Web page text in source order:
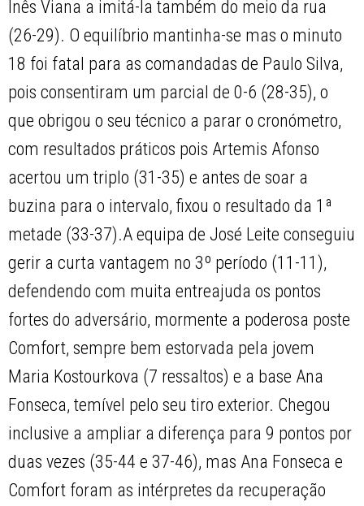
Inês Viana a imitá-la também do meio da rua
(26-29). O equilíbrio mantinha-se mas o minuto
18 foi fatal para as comandadas de Paulo Silva,
pois consentiram um parcial de 0-6 (28-35), o
que obrigou o seu técnico a parar o cronómetro,
com resultados práticos pois Artemis Afonso
acertou um triplo (31-35) e antes de soar a
buzina para o intervalo, fixou o resultado da 1ª
metade (33-37).A equipa de José Leite conseguiu
gerir a curta vantagem no 3º período (11-11),
defendendo com muita entreajuda os pontos
fortes do adversário, mormente a poderosa poste
Comfort, sempre bem estorvada pela jovem
Maria Kostourkova (7 ressaltos) e a base Ana
Fonseca, temível pelo seu tiro exterior. Chegou
inclusive a ampliar a diferença para 9 pontos por
duas vezes (35-44 e 37-46), mas Ana Fonseca e
Comfort foram as intérpretes da recuperação